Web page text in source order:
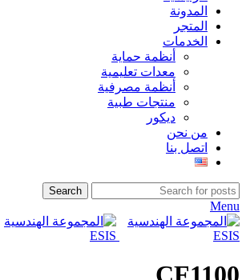
المدونة
المتجر
الخدمات
أنظمة حماية
معدات تعليمية
أنظمة مصرفية
منتجات طبية
ديكور
من نحن
اتصل بنا
Search
Menu